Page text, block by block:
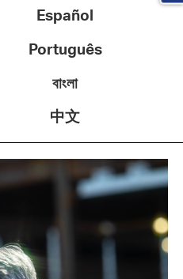
Español
Português
বাংলা
中文